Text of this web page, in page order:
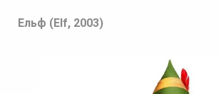
Ельф (Elf, 2003)